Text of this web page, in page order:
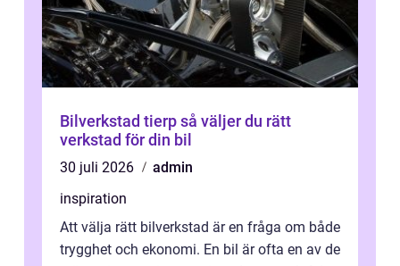
Bilverkstad tierp så väljer du rätt
verkstad för din bil
30 juli 2026
admin
inspiration
Att välja rätt bilverkstad är en fråga om både
trygghet och ekonomi. En bil är ofta en av de